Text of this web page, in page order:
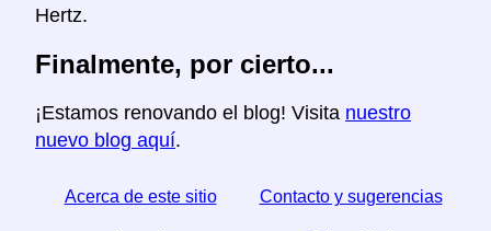
Hertz.
Finalmente, por cierto...
¡Estamos renovando el blog! Visita nuestro
nuevo blog aquí.
Acerca de este sitio Contacto y sugerencias